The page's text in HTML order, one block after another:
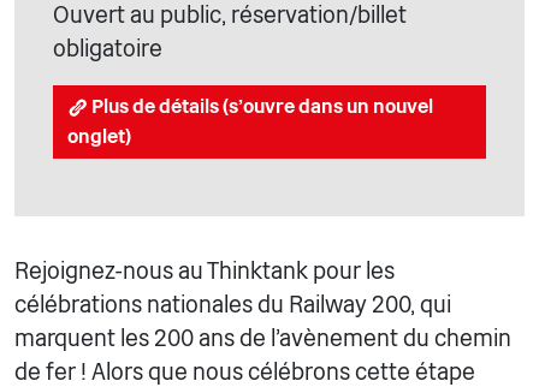
Ouvert au public, réservation/billet
obligatoire
Plus de détails (s'ouvre dans un nouvel
onglet)
Rejoignez-nous au Thinktank pour les
célébrations nationales du Railway 200, qui
marquent les 200 ans de l'avènement du chemin
de fer ! Alors que nous célébrons cette étape